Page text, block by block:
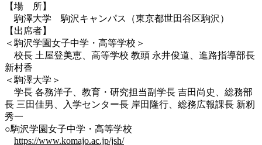
【場 所】
駒澤大学 駒沢キャンパス（東京都世田谷区駒沢）
【出席者】
＜駒沢学園女子中学・高等学校＞
校長 土屋登美恵、高等学校 教頭 永井俊道、進路指導部長
新村香
＜駒澤大学＞
学長 各務洋子、教育・研究担当副学長 吉田尚史、総務部
長 三田佳男、入学センター長 岸田隆行、総務広報課長 新籾
秀一
○駒沢学園女子中学・高等学校
https://www.komajo.ac.jp/jsh/